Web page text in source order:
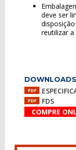
deve ser
reutilizar a
DOWNLOADS
PDF
PDF
FDS
COMPRE